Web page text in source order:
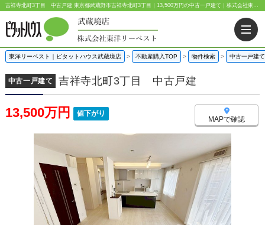
吉祥寺北町3丁目 中古戸建 東京都武蔵野市吉祥寺北町3丁目｜13,500万円の中古一戸建て｜株式会社東洋リーベスト
東洋リーベスト｜ピタットハウス武蔵境店 > 不動産購入TOP > 物件検索 > 中古一戸建て
中古一戸建て 吉祥寺北町3丁目 中古戸建
13,500万円 値下がり
MAPで確認